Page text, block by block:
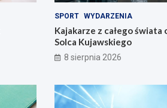
SPORT WYDARZENIA
Kajakarze z całego
Solca Kujawskiego
8 sierpnia 2026